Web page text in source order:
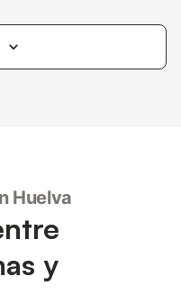
Huelva
y